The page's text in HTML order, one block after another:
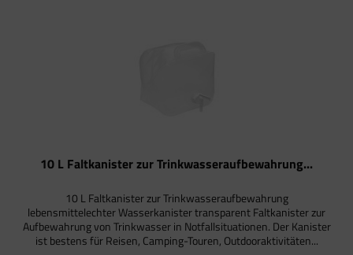
10 L Faltkanister zur Trinkwasseraufbewahrung...
10 L Faltkanister zur Trinkwasseraufbewahrung
lebensmittelechter Wasserkanister transparent Faltkanister zur
Aufbewahrung von Trinkwasser in Notfallsituationen. Der Kanister
ist bestens für Reisen, Camping-Touren, Outdooraktivitäten...